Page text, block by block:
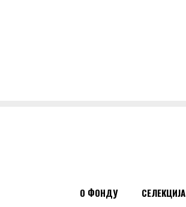
О ФОНДУ СЕЛЕКЦИЈА